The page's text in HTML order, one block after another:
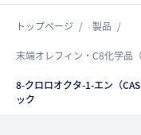
トップページ 製品
末端オレフィン・C8化学品
8-クロロオクタ-1-エン（
ック